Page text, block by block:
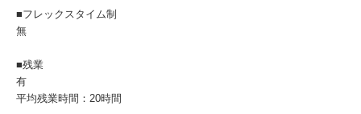
■フレックスタイム制
無
■残業
有
平均残業時間：20時間